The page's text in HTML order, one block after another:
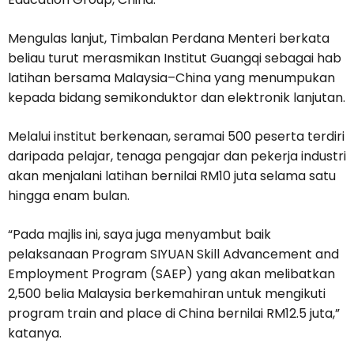
Mengulas lanjut, Timbalan Perdana Menteri berkata
beliau turut merasmikan Institut Guangqi sebagai hab
latihan bersama Malaysia–China yang menumpukan
kepada bidang semikonduktor dan elektronik lanjutan.
Melalui institut berkenaan, seramai 500 peserta terdiri
daripada pelajar, tenaga pengajar dan pekerja industri
akan menjalani latihan bernilai RM10 juta selama satu
hingga enam bulan.
“Pada majlis ini, saya juga menyambut baik
pelaksanaan Program SIYUAN Skill Advancement and
Employment Program (SAEP) yang akan melibatkan
2,500 belia Malaysia berkemahiran untuk mengikuti
program train and place di China bernilai RM12.5 juta,”
katanya.